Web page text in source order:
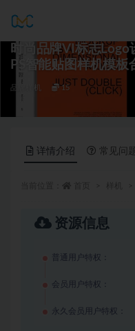
时尚品牌VI标志Logo
PS智能贴图样机模板
品牌样机 15
详情介绍 常见问题
资源信息
普通用户特权：
会员用户特权：
永久会员用户特权：